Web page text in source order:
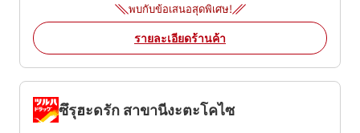
พบกับข้อเสนอสุดพิเศษ!
รายละเอียดร้านค้า
ซึรุฮะดรัก สาขานีงะตะโคไซ